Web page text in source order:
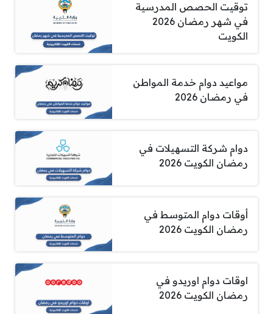
توقيت الحصص المدرسية
في شهر رمضان 2026
الكويت
مواعيد دوام خدمة المواطن
في رمضان 2026
دوام شركة التسهيلات في
رمضان الكويت 2026
أوقات دوام المتوسط في
رمضان الكويت 2026
اوقات دوام اوريدو في
رمضان الكويت 2026